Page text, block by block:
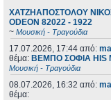
ΧΑΤΖΗΑΠΟΣΤΟΛΟΥ
ODEON 82022 - 1922
~ Μουσική - Τραγούδια
17.07.2026, 17:44 από:
θέμα: ΒΕΜΠΟ ΣΟΦΙΑ HIS
Μουσική - Τραγούδια
08.07.2026, 16:32 από:
θέμα: